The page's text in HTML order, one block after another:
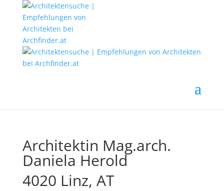
Architektin Mag.arch.
Daniela Herold
4020 Linz, AT